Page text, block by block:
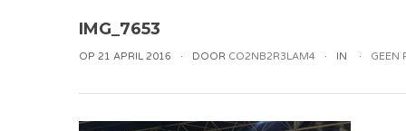
IMG_7653
OP 21 APRIL 2016 DOOR CO2NB2R3LAM4 IN GEEN